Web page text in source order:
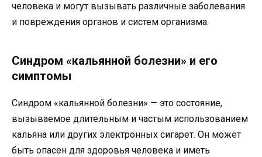
человека и могут вызывать различные заболевания
и повреждения органов и систем организма.
Синдром «кальянной болезни» и его
симптомы
Синдром «кальянной болезни» — это состояние,
вызываемое длительным и частым использованием
кальяна или других электронных сигарет. Он может
быть опасен для здоровья человека и иметь